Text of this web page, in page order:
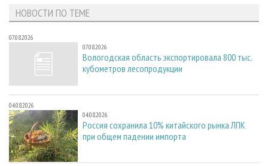
НОВОСТИ ПО ТЕМЕ
07.08.2026
07.08.2026
Вологодская область экспортировала 800 тыс.
кубометров лесопродукции
04.08.2026
04.08.2026
Россия сохранила 10% китайского рынка ЛПК
при общем падении импорта